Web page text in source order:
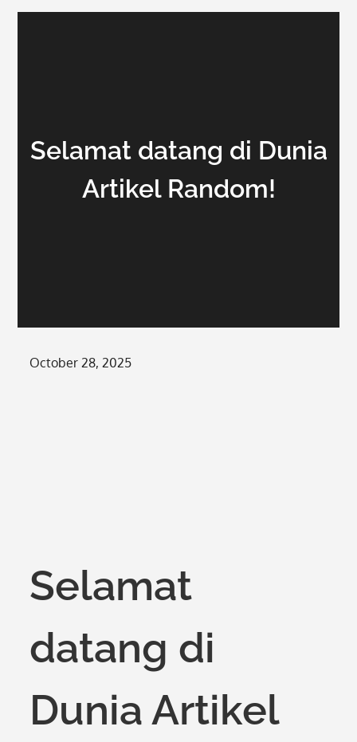
Selamat datang di Dunia
Artikel Random!
Posted
October 28, 2025
Selamat
datang di
Dunia Artikel